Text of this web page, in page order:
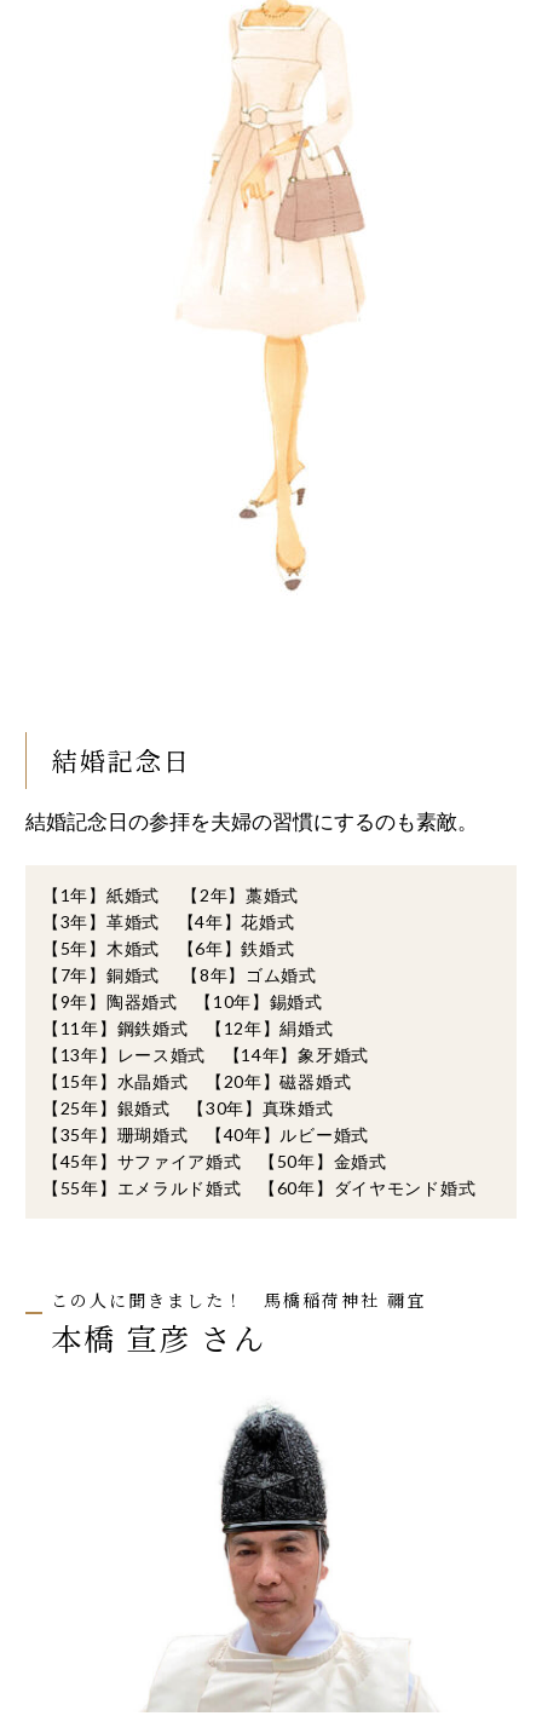
結婚記念日
結婚記念日の参拝を夫婦の習慣にするのも素敵。
【1年】紙婚式 【2年】藁婚式
【3年】革婚式 【4年】花婚式
【5年】木婚式 【6年】鉄婚式
【7年】銅婚式 【8年】ゴム婚式
【9年】陶器婚式 【10年】錫婚式
【11年】鋼鉄婚式 【12年】絹婚式
【13年】レース婚式 【14年】象牙婚式
【15年】水晶婚式 【20年】磁器婚式
【25年】銀婚式 【30年】真珠婚式
【35年】珊瑚婚式 【40年】ルビー婚式
【45年】サファイア婚式 【50年】金婚式
【55年】エメラルド婚式 【60年】ダイヤモンド婚式
この人に聞きました！ 馬橋稲荷神社 禰宜
本橋 宣彦 さん